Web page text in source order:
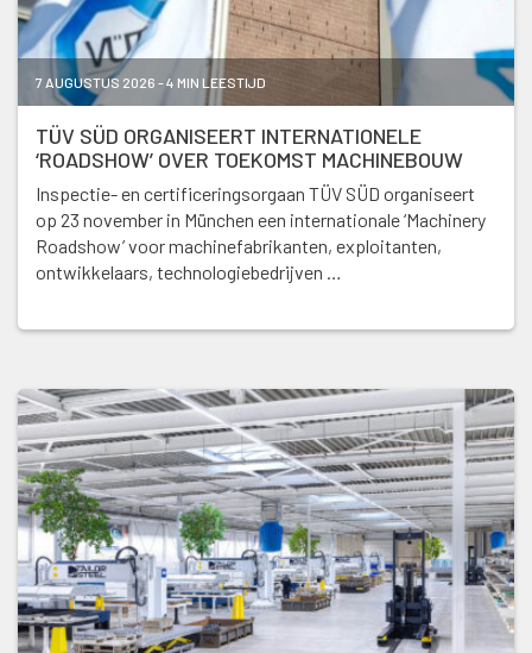
7 AUGUSTUS 2026 - 4 MIN LEESTIJD
TÜV SÜD ORGANISEERT INTERNATIONELE
‘ROADSHOW’ OVER TOEKOMST MACHINEBOUW
Inspectie- en certificeringsorgaan TÜV SÜD organiseert
op 23 november in München een internationale ‘Machinery
Roadshow’ voor machinefabrikanten, exploitanten,
ontwikkelaars, technologiebedrijven …